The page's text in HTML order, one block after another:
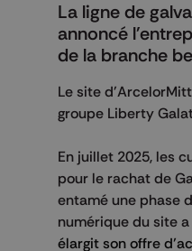
La ligne de
annoncé
de la branche
Le site
groupe Liberty
En juillet 2025, les
pour le rachat de
entamé une phase
numérique du site
élargit son offre